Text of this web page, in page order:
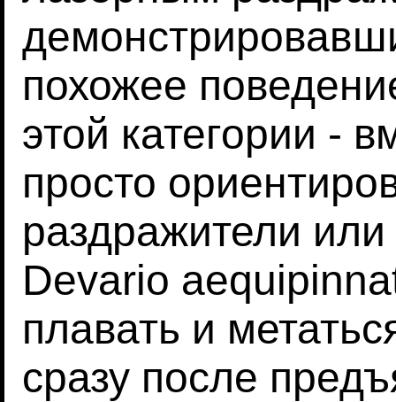
похожее
этой категории -
просто
раздражители
Devario
плавать и
сразу после